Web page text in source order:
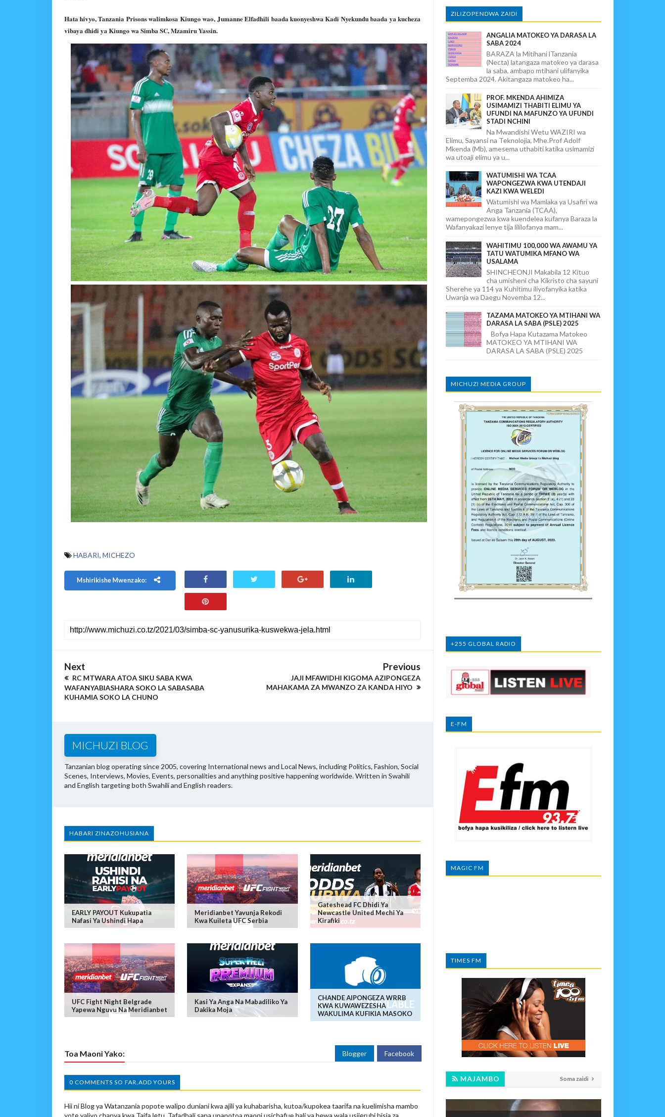
Hata hivyo, Tanzania Prisons walimkosa Kiungo wao, Jumanne Elfadhili baada kuonyeshwa Kadi Nyekundu baada ya kucheza
vibaya dhidi ya Kiungo wa Simba SC, Mzamiru Yassin.
HABARI, MICHEZO
Mshirikishe Mwenzako:
Next
RC MTWARA ATOA SIKU SABA KWA
WAFANYABIASHARA SOKO LA SABASABA
KUHAMIA SOKO LA CHUNO
Previous
JAJI MFAWIDHI KIGOMA AZIPONGEZA
MAHAKAMA ZA MWANZO ZA KANDA HIYO
MICHUZI BLOG
Tanzanian blog operating since 2005, covering International news and Local News, including Politics, Fashion, Social
Scenes, Interviews, Movies, Events, personalities and anything positive happening worldwide. Written in Swahili
and English targeting both Swahili and English readers.
HABARI ZINAZOHUSIANA
EARLY PAYOUT Kukupatia
Nafasi Ya Ushindi Hapa
Meridianbet Yavunja Rekodi
Kwa Kuileta UFC Serbia
Gateshead FC Dhidi Ya
Newcastle United Mechi Ya
Kirafiki
UFC Fight Night Belgrade
Yapewa Nguvu Na Meridianbet
Kasi Ya Anga Na Mabadiliko Ya
Dakika Moja
CHANDE AIPONGEZA WRRB
KWA KUWAWEZESHA
WAKULIMA KUFIKIA MASOKO
Toa Maoni Yako: Blogger Facebook
0 COMMENTS SO FAR,ADD YOURS
Hii ni Blog ya Watanzania popote walipo duniani kwa ajili ya kuhabarisha, kutoa/kupokea taarifa na kuelimisha mambo
yote yaliyo chanya kwa Taifa letu. Tafadhali sana unapotoa maoni usichafue hali ya hewa wala usijeruhi hisia za
ZILIZOPENDWA ZAIDI
ANGALIA MATOKEO YA DARASA LA
SABA 2024
BARAZA la Mitihani lTanzania
(Necta) latangaza matokeo ya darasa
la saba, ambapo mtihani ulifanyika
Septemba 2024. Akitangaza matokeo ha...
PROF. MKENDA AHIMIZA
USIMAMIZI THABITI ELIMU YA
UFUNDI NA MAFUNZO YA UFUNDI
STADI NCHINI
Na Mwandishi Wetu WAZIRI wa
Elimu, Sayansi na Teknolojia, Mhe.Prof Adolf
Mkenda (Mb), amesema uthabiti katika usimamizi
wa utoaji elimu ya u...
WATUMISHI WA TCAA
WAPONGEZWA KWA UTENDAJI
KAZI KWA WELEDI
Watumishi wa Mamlaka ya Usafiri wa
Anga Tanzania (TCAA),
wamepongezwa kwa kuendelea kufanya Baraza la
Wafanyakazi lenye tija lililofanya mam...
WAHITIMU 100,000 WA AWAMU YA
TATU WATUMIKA MFANO WA
USALAMA
SHINCHEONJI Makabila 12 Kituo
cha umisheni cha Kikristo cha sayuni
Sherehe ya 114 ya Kuhitimu iliyofanyika katika
Uwanja wa Daegu Novemba 12...
TAZAMA MATOKEO YA MTIHANI WA
DARASA LA SABA (PSLE) 2025
Bofya Hapa Kutazama Matokeo
MATOKEO YA MTIHANI WA
DARASA LA SABA (PSLE) 2025
MICHUZI MEDIA GROUP
+255 GLOBAL RADIO
E-FM
MAGIC FM
TIMES FM
MAJAMBO Soma zaidi